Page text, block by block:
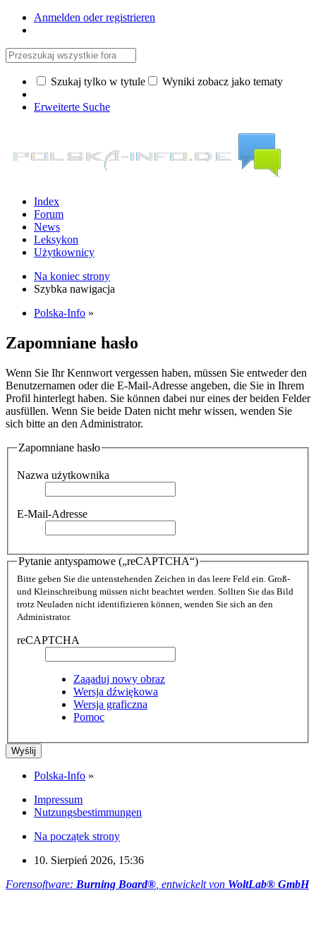
Anmelden oder registrieren
Szukaj tylko w tytule Wyniki zobacz jako tematy
Erweiterte Suche
Index
Forum
News
Leksykon
Użytkownicy
Na koniec strony
Szybka nawigacja
Polska-Info »
Zapomniane hasło
Wenn Sie Ihr Kennwort vergessen haben, müssen Sie entweder den
Benutzernamen oder die E-Mail-Adresse angeben, die Sie in Ihrem
Profil hinterlegt haben. Sie können dabei nur eines der beiden Felder
ausfüllen. Wenn Sie beide Daten nicht mehr wissen, wenden Sie
sich bitte an den Administrator.
Zapomniane hasło
Nazwa użytkownika
E-Mail-Adresse
Pytanie antyspamowe („reCAPTCHA“)
Bitte geben Sie die untenstehenden Zeichen in das leere Feld ein. Groß-
und Kleinschreibung müssen nicht beachtet werden. Sollten Sie das Bild
trotz Neuladen nicht identifizieren können, wenden Sie sich an den
Administrator.
reCAPTCHA
Zaąaduj nowy obraz
Wersja dźwiękowa
Wersja graficzna
Pomoc
Polska-Info »
Impressum
Nutzungsbestimmungen
Na początek strony
10. Sierpień 2026, 15:36
Forensoftware: Burning Board® , entwickelt von WoltLab® GmbH